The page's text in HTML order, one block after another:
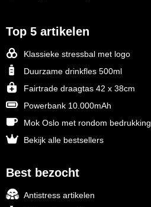
Top 5 artikelen
Klassieke stressbal met logo
Duurzame drinkfles 500ml
Fairtrade draagtas 42 x 38cm
Powerbank 10.000mAh
Mok Oslo met rondom bedrukking
Bekijk alle bestsellers
Best bezocht
Antistress artikelen